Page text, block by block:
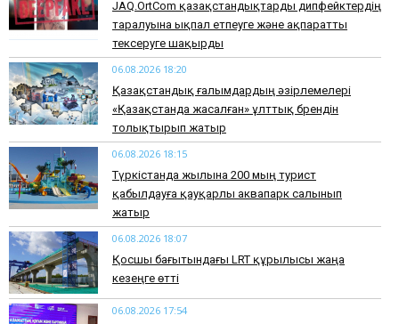
JAQ.OrtCom қазақстандықтарды дипфейктердің
таралуына ықпал етпеуге және ақпаратты
тексеруге шақырды
06.08.2026 18:20
Қазақстандық ғалымдардың әзірлемелері
«Қазақстанда жасалған» ұлттық брендін
толықтырып жатыр
06.08.2026 18:15
Түркістанда жылына 200 мың турист
қабылдауға қауқарлы аквапарк салынып
жатыр
06.08.2026 18:07
Қосшы бағытындағы LRT құрылысы жаңа
кезеңге өтті
06.08.2026 17:54